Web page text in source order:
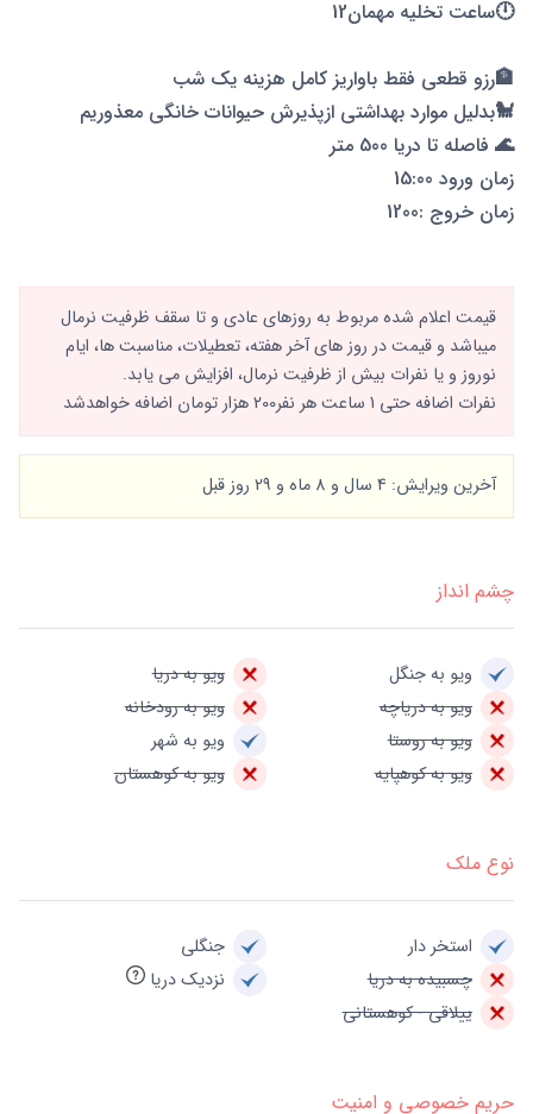
🕛ساعت تخلیه مهمان12
🏦رزو قطعی فقط باواریز کامل هزینه یک شب
🐩بدلیل موارد بهداشتی ازپذیرش حیوانات خانگی معذوریم
🌊 فاصله تا دریا 500 متر
زمان ورود 15:00
زمان خروج :1200
قیمت اعلام شده مربوط به روزهای عادی و تا سقف ظرفیت نرمال
میباشد و قیمت در روز های آخر هفته، تعطیلات، مناسبت ها، ایام
نوروز و یا نفرات بیش از ظرفیت نرمال، افزایش می یابد.
نفرات اضافه حتی 1 ساعت هر نفر200 هزار تومان اضافه خواهدشد
آخرین ویرایش: 4 سال و 8 ماه و 29 روز قبل
چشم انداز
ویو به جنگل
ویو به دریا
ویو به دریاچه
ویو به رودخانه
ویو به روستا
ویو به شهر
ویو به کوهپایه
ویو به کوهستان
نوع ملک
استخر دار
جنگلی
چسبیده به دریا
نزدیک دریا
ییلاقی - کوهستانی
حریم خصوصی و امنیت